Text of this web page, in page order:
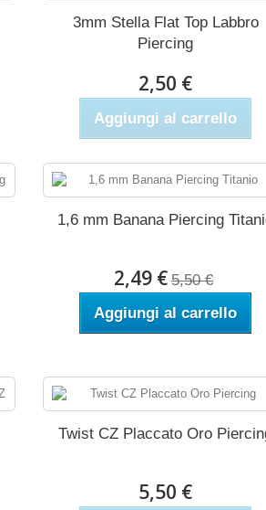
3mm Stella Flat Top Labbro
Piercing
2,50 €
Aggiungi al carrello
1,6 mm Banana Piercing
2,49 € 5,50 €
Aggiungi al carrello
Twist CZ Placcato Oro
5,50 €